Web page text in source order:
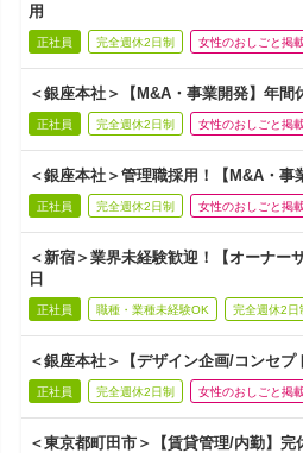
用
正社員 完全週休2日制 女性のおしごと掲
＜銀座本社＞【M&A・事業開発】年間
正社員 完全週休2日制 女性のおしごと掲
＜銀座本社＞管理職採用！【M&A・事
正社員 完全週休2日制 女性のおしごと掲
＜新宿＞業界未経験歓迎！【オーナー
日
正社員 職種・業種未経験OK 完全週休2日
＜銀座本社＞【デザイン企画/コンセプ
正社員 完全週休2日制 女性のおしごと掲
＜東京都町田市＞【賃貸管理/内勤】完